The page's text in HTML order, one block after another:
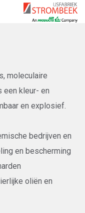
moleculaire
kleur- en
en explosief.
bedrijven en
en bescherming
oliën en